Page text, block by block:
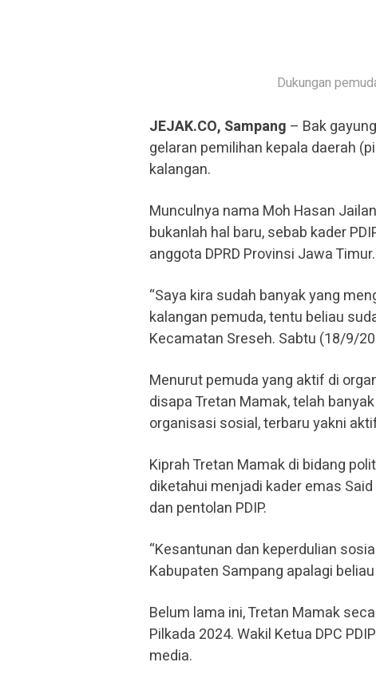
Dukungan
JEJAK.CO, Sampang – Bak
gelaran pemilihan kepala daerah
kalangan.
Munculnya nama Moh Hasan
bukanlah hal baru, sebab kader
anggota DPRD Provinsi Jawa Timur.
“Saya kira sudah banyak yang
kalangan pemuda, tentu beliau
Kecamatan Sreseh. Sabtu (18/9/
Menurut pemuda yang aktif di
disapa Tretan Mamak, telah
organisasi sosial, terbaru yakni
Kiprah Tretan Mamak di bidang
diketahui menjadi kader emas
dan pentolan PDIP.
“Kesantunan dan keperdulian
Kabupaten Sampang apalagi
Belum lama ini, Tretan Mamak
Pilkada 2024. Wakil Ketua DPC
media.